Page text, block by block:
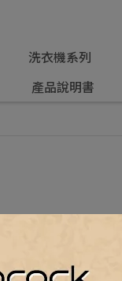
洗衣機系列
產品說明書